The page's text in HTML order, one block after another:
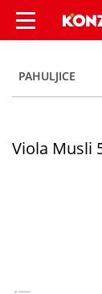
PAHULJICE
Viola Musli